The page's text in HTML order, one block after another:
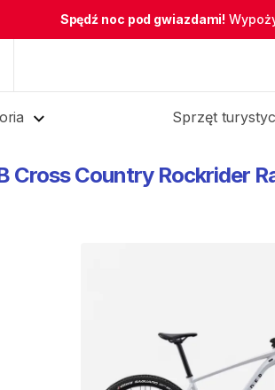
Spędź noc pod gwiazdami!
Sprzęt
Cross Country Rockrider